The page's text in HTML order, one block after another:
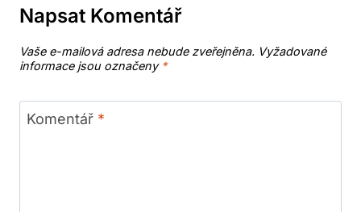
Napsat Komentář
Vaše e-mailová adresa nebude zveřejněna. Vyžadované
informace jsou označeny *
Komentář *